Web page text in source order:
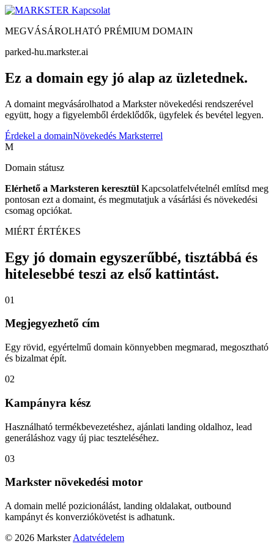
Kapcsolat
MEGVÁSÁROLHATÓ PRÉMIUM DOMAIN
parked-hu.markster.ai
Ez a domain egy jó alap az üzletednek.
A domaint megvásárolhatod a Markster növekedési rendszerével
együtt, hogy a figyelemből érdeklődők, ügyfelek és bevétel legyen.
Érdekel a domainNövekedés Marksterrel
M
Domain státusz
Elérhető a Marksteren keresztül Kapcsolatfelvételnél említsd meg
pontosan ezt a domaint, és megmutatjuk a vásárlási és növekedési
csomag opciókat.
MIÉRT ÉRTÉKES
Egy jó domain egyszerűbbé, tisztábbá és
hitelesebbé teszi az első kattintást.
01
Megjegyezhető cím
Egy rövid, egyértelmű domain könnyebben megmarad, megosztható
és bizalmat épít.
02
Kampányra kész
Használható termékbevezetéshez, ajánlati landing oldalhoz, lead
generáláshoz vagy új piac teszteléséhez.
03
Markster növekedési motor
A domain mellé pozicionálást, landing oldalakat, outbound
kampányt és konverziókövetést is adhatunk.
© 2026 Markster Adatvédelem